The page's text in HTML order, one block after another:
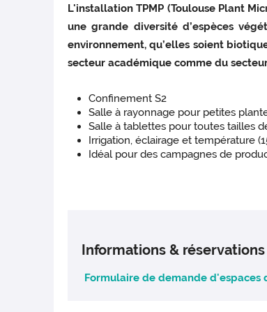
L'installation TPMP (Toulouse Plant
une grande diversité d’espèces
environnement, qu’elles soient
secteur académique comme du
Confinement S2
Salle à rayonnage pour petites
Salle à tablettes pour toutes tailles
Irrigation, éclairage et température
Idéal pour des campagnes de
Informations & réservations
Formulaire de demande